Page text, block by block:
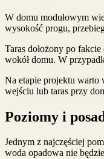
W domu modułowym
wysokość progu,
Taras dołożony po
wokół domu. W
Na etapie projektu warto
wejściu lub taras przy
Poziomy i
Jednym z najczęściej
woda opadowa nie